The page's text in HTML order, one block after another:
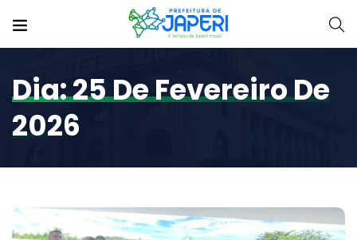
Dia:25 De Fevereiro De
2026